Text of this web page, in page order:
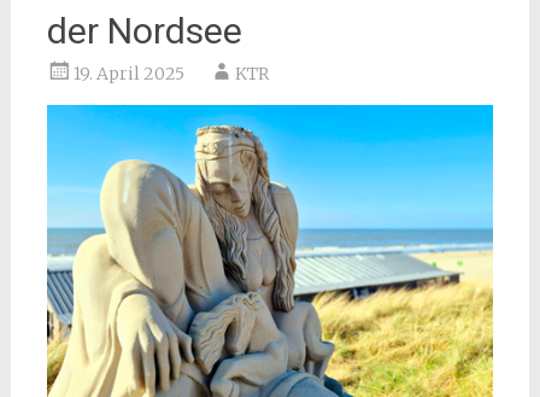
der Nordsee
19. April 2025 KTR